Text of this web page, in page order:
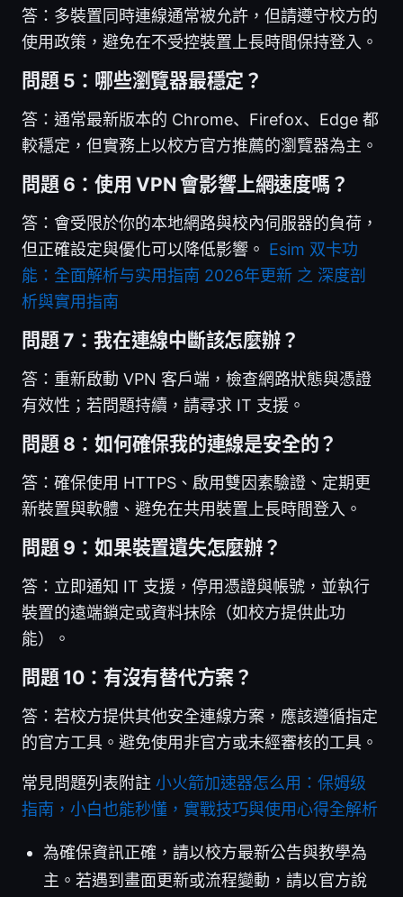
答：多裝置同時連線通常被允許，但請遵守校方的
使用政策，避免在不受控裝置上長時間保持登入。
問題 5：哪些瀏覽器最穩定？
答：通常最新版本的 Chrome、Firefox、Edge 都
較穩定，但實務上以校方官方推薦的瀏覽器為主。
問題 6：使用 VPN 會影響上網速度嗎？
答：會受限於你的本地網路與校內伺服器的負荷，
但正確設定與優化可以降低影響。 Esim 双卡功
能：全面解析与实用指南 2026年更新 之 深度剖
析與實用指南
問題 7：我在連線中斷該怎麼辦？
答：重新啟動 VPN 客戶端，檢查網路狀態與憑證
有效性；若問題持續，請尋求 IT 支援。
問題 8：如何確保我的連線是安全的？
答：確保使用 HTTPS、啟用雙因素驗證、定期更
新裝置與軟體、避免在共用裝置上長時間登入。
問題 9：如果裝置遺失怎麼辦？
答：立即通知 IT 支援，停用憑證與帳號，並執行
裝置的遠端鎖定或資料抹除（如校方提供此功
能）。
問題 10：有沒有替代方案？
答：若校方提供其他安全連線方案，應該遵循指定
的官方工具。避免使用非官方或未經審核的工具。
常見問題列表附註 小火箭加速器怎么用：保姆级
指南，小白也能秒懂，實戰技巧與使用心得全解析
為確保資訊正確，請以校方最新公告與教學為
主。若遇到畫面更新或流程變動，請以官方說